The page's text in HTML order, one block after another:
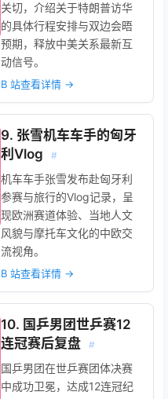
关切，介绍关于特朗普访华
的具体行程安排与双边会晤
预期，释放中美关系最新互
动信号。
B 站查看详情 →
9. 张雪机车车手的匈牙
利Vlog
#
机车车手张雪发布赴匈牙利
参赛与旅行的Vlog记录，呈
现欧洲赛道体验、当地人文
风貌与摩托车文化的中欧交
流视角。
B 站查看详情 →
10. 国乒男团世乒赛12
连冠赛后复盘
#
国乒男团在世乒赛团体决赛
中成功卫冕，达成12连冠纪